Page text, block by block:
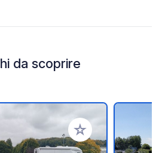
da scoprire
Aggiungi ai tuoi